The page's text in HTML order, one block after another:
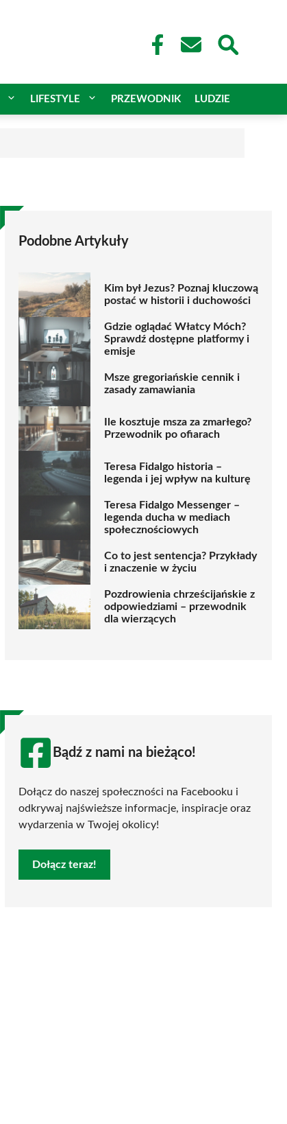
LIFESTYLE PRZEWODNIK LUDZIE
Podobne Artykuły
Kim był Jezus? Poznaj kluczową
postać w historii i duchowości
Gdzie oglądać Włatcy Móch?
Sprawdź dostępne platformy i
emisje
Msze gregoriańskie cennik i
zasady zamawiania
Ile kosztuje msza za zmarłego?
Przewodnik po ofiarach
Teresa Fidalgo historia –
legenda i jej wpływ na kulturę
Teresa Fidalgo Messenger –
legenda ducha w mediach
społecznościowych
Co to jest sentencja? Przykłady
i znaczenie w życiu
Pozdrowienia chrześcijańskie z
odpowiedziami – przewodnik
dla wierzących
Bądź z nami na bieżąco!
Dołącz do naszej społeczności na Facebooku i
odkrywaj najświeższe informacje, inspiracje oraz
wydarzenia w Twojej okolicy!
Dołącz teraz!